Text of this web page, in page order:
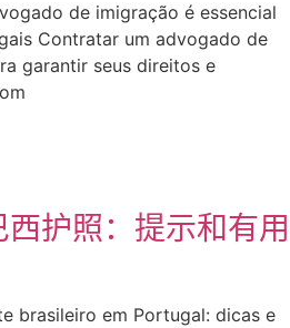
de imigração é essencial
Contratar um advogado de
garantir seus direitos e
护照：提示和有用
brasileiro em Portugal: dicas e